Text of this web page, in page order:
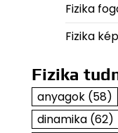
Fizika
Fizika
Fizika
anyagok(58)
dinamika(62)